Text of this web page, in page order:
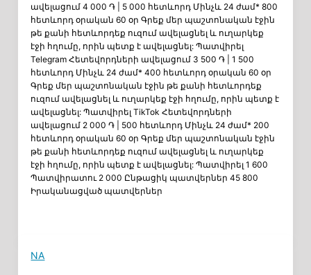
ավելացում 4 000 ֏ | 5 000 հետևորդ Մինչև 24 ժամ* 800
հետևորդ օրական 60 օր Գրեք մեր պաշտոնական էջին
թե քանի հետևորդեք ուզում ավելացնել և ուղարկեք
էջի հղումը, որին պետք է ավելացնել: Պատվիրել
Telegram Հետեվորդների ավելացում 3 500 ֏ | 1 500
հետևորդ Մինչև 24 ժամ* 400 հետևորդ օրական 60 օր
Գրեք մեր պաշտոնական էջին թե քանի հետևորդեք
ուզում ավելացնել և ուղարկեք էջի հղումը, որին պետք է
ավելացնել: Պատվիրել TikTok Հետեվորդների
ավելացում 2 000 ֏ | 500 հետևորդ Մինչև 24 ժամ* 200
հետևորդ օրական 60 օր Գրեք մեր պաշտոնական էջին
թե քանի հետևորդեք ուզում ավելացնել և ուղարկեք
էջի հղումը, որին պետք է ավելացնել: Պատվիրել 1 600
Պատվիրատու 2 000 Ընթացիկ պատվերներ 45 800
Իրականացված պատվերներ
NA